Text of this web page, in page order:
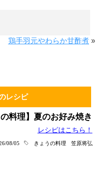
鶏手羽元やわらか甘酢煮»
レシピ
の料理】夏のお好み焼き
レシピはこちら！
08/05 きょうの料理 笠原将弘